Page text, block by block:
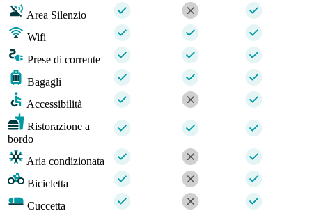
Area Silenzio
Wifi
Prese di corrente
Bagagli
Accessibilità
Ristorazione a
bordo
Aria condizionata
Bicicletta
Cuccetta